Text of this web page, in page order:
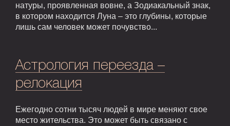
натуры, проявленная вовне, а Зодиакальный знак,
в котором находится Луна – это глубины, которые
лишь сам человек может почувство...
Астрология переезда –
релокация
Ежегодно сотни тысяч людей в мире меняют свое
место жительства. Это может быть связано с